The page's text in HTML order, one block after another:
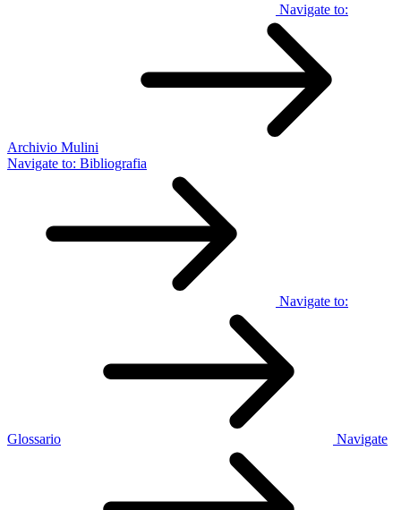
Navigate to:
Archivio Mulini
Navigate to: Bibliografia
Navigate to:
Glossario Navigate